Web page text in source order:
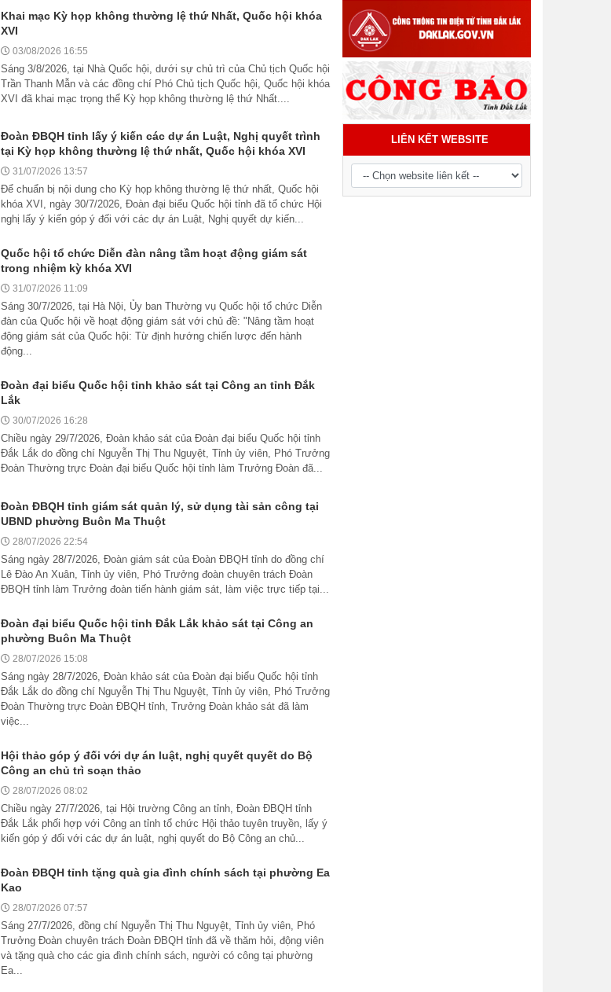
Khai mạc Kỳ họp không thường lệ thứ Nhất, Quốc hội khóa
XVI
03/08/2026 16:55
Sáng 3/8/2026, tại Nhà Quốc hội, dưới sự chủ trì của Chủ tịch Quốc hội
Trần Thanh Mẫn và các đồng chí Phó Chủ tịch Quốc hội, Quốc hội khóa
XVI đã khai mạc trọng thể Kỳ họp không thường lệ thứ Nhất....
Đoàn ĐBQH tỉnh lấy ý kiến các dự án Luật, Nghị quyết trình
tại Kỳ họp không thường lệ thứ nhất, Quốc hội khóa XVI
31/07/2026 13:57
Để chuẩn bị nội dung cho Kỳ họp không thường lệ thứ nhất, Quốc hội
khóa XVI, ngày 30/7/2026, Đoàn đại biểu Quốc hội tỉnh đã tổ chức Hội
nghị lấy ý kiến góp ý đối với các dự án Luật, Nghị quyết dự kiến...
Quốc hội tổ chức Diễn đàn nâng tầm hoạt động giám sát
trong nhiệm kỳ khóa XVI
31/07/2026 11:09
Sáng 30/7/2026, tại Hà Nội, Ủy ban Thường vụ Quốc hội tổ chức Diễn
đàn của Quốc hội về hoạt động giám sát với chủ đề: "Nâng tầm hoạt
động giám sát của Quốc hội: Từ định hướng chiến lược đến hành
động...
Đoàn đại biểu Quốc hội tỉnh khảo sát tại Công an tỉnh Đắk
Lắk
30/07/2026 16:28
Chiều ngày 29/7/2026, Đoàn khảo sát của Đoàn đại biểu Quốc hội tỉnh
Đắk Lắk do đồng chí Nguyễn Thị Thu Nguyệt, Tỉnh ủy viên, Phó Trưởng
Đoàn Thường trực Đoàn đại biểu Quốc hội tỉnh làm Trưởng Đoàn đã...
Đoàn ĐBQH tỉnh giám sát quản lý, sử dụng tài sản công tại
UBND phường Buôn Ma Thuột
28/07/2026 22:54
Sáng ngày 28/7/2026, Đoàn giám sát của Đoàn ĐBQH tỉnh do đồng chí
Lê Đào An Xuân, Tỉnh ủy viên, Phó Trưởng đoàn chuyên trách Đoàn
ĐBQH tỉnh làm Trưởng đoàn tiến hành giám sát, làm việc trực tiếp tại...
Đoàn đại biểu Quốc hội tỉnh Đắk Lắk khảo sát tại Công an
phường Buôn Ma Thuột
28/07/2026 15:08
Sáng ngày 28/7/2026, Đoàn khảo sát của Đoàn đại biểu Quốc hội tỉnh
Đắk Lắk do đồng chí Nguyễn Thị Thu Nguyệt, Tỉnh ủy viên, Phó Trưởng
Đoàn Thường trực Đoàn ĐBQH tỉnh, Trưởng Đoàn khảo sát đã làm
việc...
Hội thảo góp ý đối với dự án luật, nghị quyết quyết do Bộ
Công an chủ trì soạn thảo
28/07/2026 08:02
Chiều ngày 27/7/2026, tại Hội trường Công an tỉnh, Đoàn ĐBQH tỉnh
Đắk Lắk phối hợp với Công an tỉnh tổ chức Hội thảo tuyên truyền, lấy ý
kiến góp ý đối với các dự án luật, nghị quyết do Bộ Công an chủ...
Đoàn ĐBQH tỉnh tặng quà gia đình chính sách tại phường Ea
Kao
28/07/2026 07:57
Sáng 27/7/2026, đồng chí Nguyễn Thị Thu Nguyệt, Tỉnh ủy viên, Phó
Trưởng Đoàn chuyên trách Đoàn ĐBQH tỉnh đã về thăm hỏi, động viên
và tặng quà cho các gia đình chính sách, người có công tại phường
Ea...
LIÊN KẾT WEBSITE